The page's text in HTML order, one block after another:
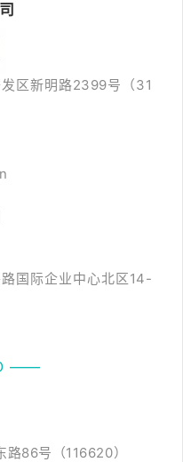
区新明路2399号（31
国际企业中心北区14-
——
86号（116620）